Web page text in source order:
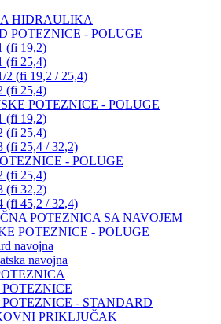
HIDRAULIKA
POTEZNICE - POLUGE
(fi 19,2)
(fi 25,4)
2 (fi 19,2 / 25,4)
(fi 25,4)
POTEZNICE - POLUGE
(fi 19,2)
(fi 25,4)
(fi 25,4 / 32,2)
- POLUGE
(fi 25,4)
(fi 32,2)
(fi 45,2 / 32,4)
POTEZNICA SA NAVOJEM
POTEZNICE - POLUGE
navojna
navojna
- STANDARD
PRIKLJUČAK